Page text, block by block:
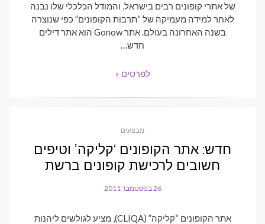
של אתרי קופונים רבים בישראל, והמודל הכלכלי שלו נבנה
לאחר למידה מעמיקה של “תרבות הקופונים” כפי שנוצרה
בשנה האחרונה בעולם. אתר Gonow הוא אתר דילים
חדש…
לפרטים »
מבצעים
חדש: אתר הקופונים ‘קליקה’ וטיפים
חשובים לרכישת קופונים ברשת
POSTED
26 בספטמבר 2011
אתר הקופונים “קליקה” (CLIQA), מציע לגולשים ליהנות